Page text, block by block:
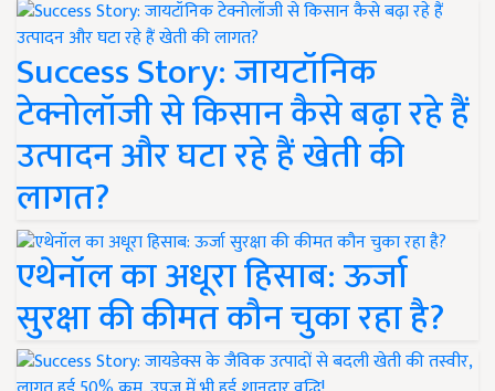
Success Story: जायटॉनिक
टेक्नोलॉजी से किसान कैसे बढ़ा रहे हैं
उत्पादन और घटा रहे हैं खेती की
लागत?
एथेनॉल का अधूरा हिसाब: ऊर्जा
सुरक्षा की कीमत कौन चुका रहा है?